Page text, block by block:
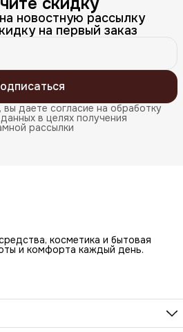
новостную рассылку
на первый заказ
даете согласие на обработку
в целях получения
рассылки
косметика и бытовая
и комфорта каждый день.